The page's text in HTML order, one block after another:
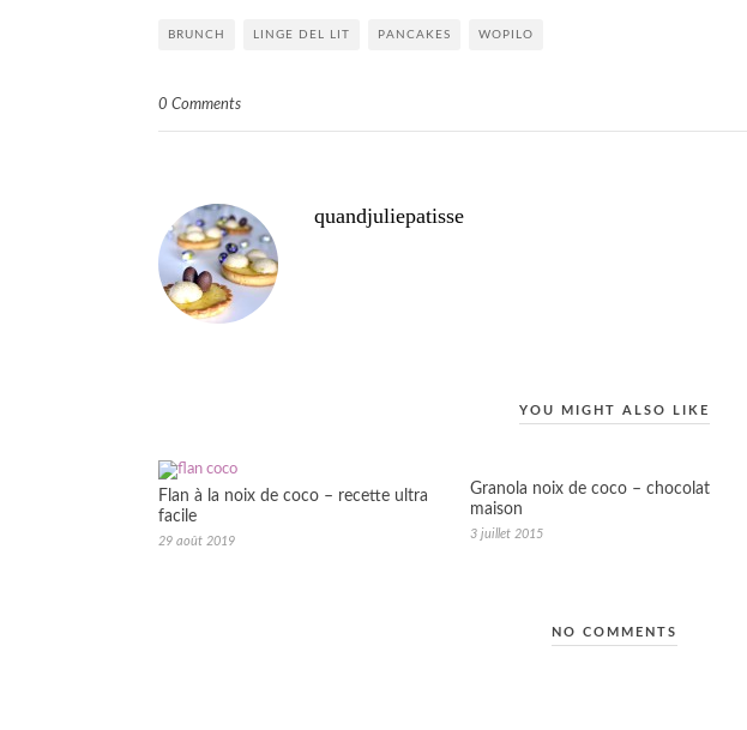
BRUNCH LINGE DEL LIT PANCAKES WOPILO
0 Comments
quandjuliepatisse
YOU MIGHT ALSO LIKE
Flan à la noix de coco – recette ultra
facile
29 août 2019
Granola noix de coco – chocolat
maison
3 juillet 2015
NO COMMENTS